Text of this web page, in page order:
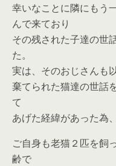
幸いなことに隣にもう
んで来ており
その残された子達の世
た。
実は、そのおじさんも
棄てられた猫達の世話
て
あげた経緯があった為
ご自身も老猫２匹を飼
齢で